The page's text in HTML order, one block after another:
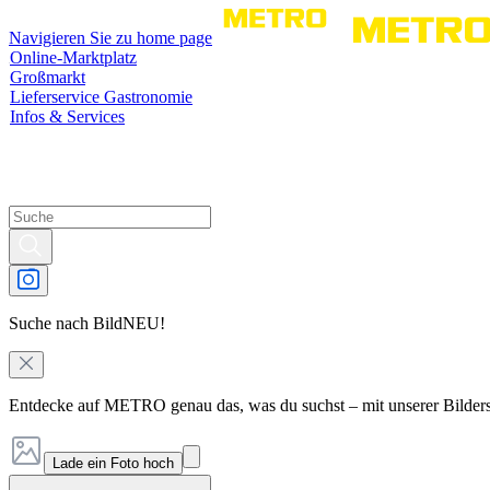
Navigieren Sie zu home page
Online-Marktplatz
Großmarkt
Lieferservice Gastronomie
Infos & Services
Suche nach BildNEU!
Entdecke auf METRO genau das, was du suchst – mit unserer
Lade ein Foto hoch